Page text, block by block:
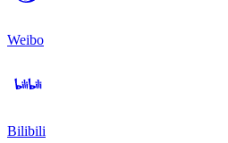
Weibo
Bilibili